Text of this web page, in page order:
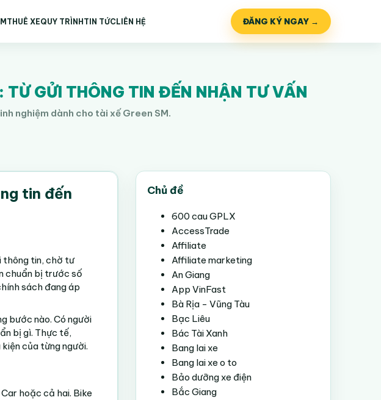
THUÊ XEQUY TRÌNHTIN TỨCLIÊN HỆ ĐĂNG KÝ NGAY →
GỬI THÔNG TIN ĐẾN NHẬN TƯ VẤN
nghiệm dành cho tài xế Green SM.
tin đến
thông tin, chờ tư
chuẩn bị trước số
sách đang áp
bước nào. Có người
bị gì. Thực tế,
của từng người.
hoặc cả hai. Bike
Chủ đề
600 cau GPLX
AccessTrade
Affiliate
Affiliate marketing
An Giang
App VinFast
Bà Rịa - Vũng Tàu
Bạc Liêu
Bác Tài Xanh
Bang lai xe
Bang lai xe o to
Bảo dưỡng xe điện
Bắc Giang